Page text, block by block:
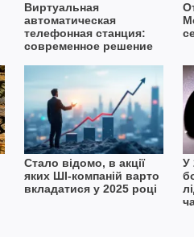
Виртуальная
автоматическая
телефонная станция:
современное решение
Стало відомо, в акції
яких ШІ-компаній варто
вкладатися у 2025 році
У